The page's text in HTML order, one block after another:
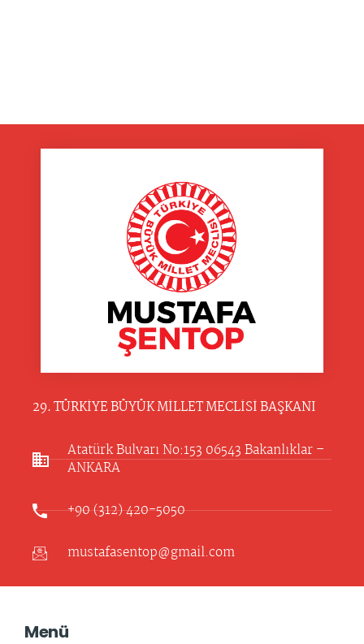
29. TÜRKİYE BÜYÜK MİLLET MECLİSİ BAŞKANI
Atatürk Bulvarı No:153 06543 Bakanlıklar –
ANKARA​
+90 (312) 420-5050
mustafasentop@gmail.com
Menü